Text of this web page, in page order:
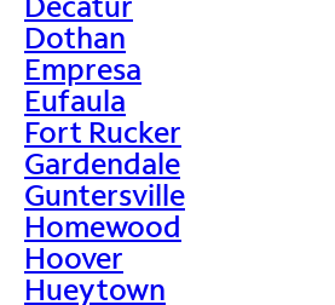
Dothan
Empresa
Eufaula
Fort Rucker
Gardendale
Guntersville
Homewood
Hoover
Hueytown